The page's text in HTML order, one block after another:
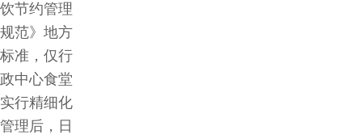
饮节约管理
规范》地方
标准，仅行
政中心食堂
实行精细化
管理后，日